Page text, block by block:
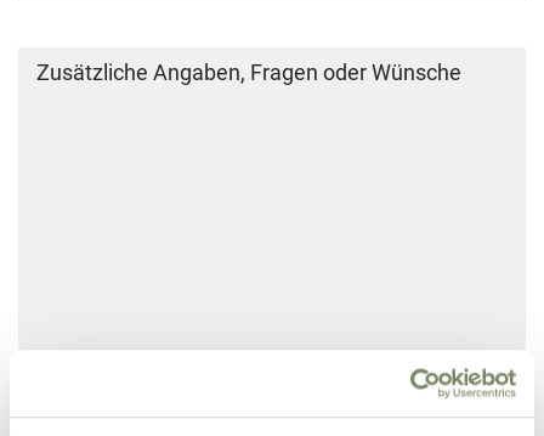
Zusätzliche Angaben, Fragen oder Wünsche
Bitte lösen Sie die Rechenaufgabe.